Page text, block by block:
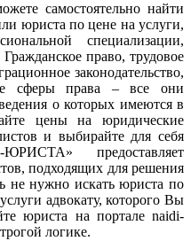
самостоятельно найти
юриста по цене на услуги,
специализации,
право, трудовое
законодательство,
сферы права – все они
о которых имеются в
цены на юридические
и выбирайте для себя
предоставляет
подходящих для решения
не нужно искать юриста по
адвокату, которого Вы
юриста на портале naidi-
логике.